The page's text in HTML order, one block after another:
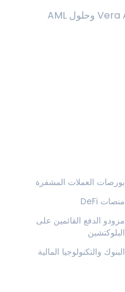
أمّن معاملاتك المشفرة مع حلول Vera AI وحلول AML
بورصات العملات المشفرة
منصات DeFi
مزودو الدفع القائمين على
البلوكتشين
البنوك والتكنولوجيا المالية